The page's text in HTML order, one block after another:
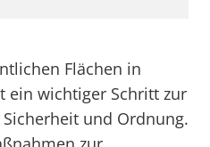
Flächen in
ein wichtiger Schritt zur
und Ordnung.